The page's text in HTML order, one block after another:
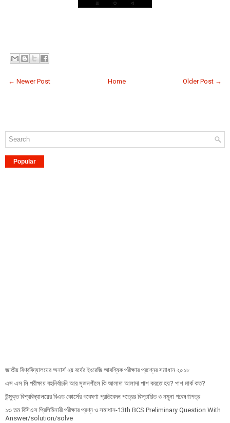
← Newer Post Older Post →
Home
Popular
জাতীয় বিশ্ববিদ্যালয়ের অনার্স ২য় বর্ষের ইংরেজি আবশ্যিক পরীক্ষার প্রশ্নের সমাধান ২০১৮
এস এস সি পরীক্ষায় বহুনির্বাচনি আর সৃজনশীলে কি আলাদা আলাদা পাশ করতে হয়? পাশ মার্ক কত?
উন্মুক্ত বিশ্ববিদ্যালয়ের বিএড কোর্সের গবেষণা প্রতিবেদন পত্রের বিস্তারিত ও নমুনা গবেষণাপত্র
১৩ তম বিসিএস প্রি‌লি‌মিনারী পরীক্ষার প্রশ্ন ও সমাধান-13th BCS Preliminary Question With
Answer/solution/solve